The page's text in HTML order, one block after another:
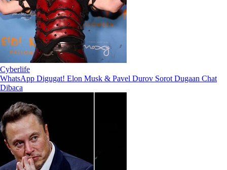
Cyberlife
WhatsApp Digugat! Elon Musk & Pavel Durov Sorot Dugaan Chat
Dibaca